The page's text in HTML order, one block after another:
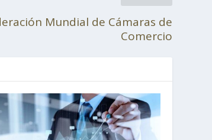
Mundial de Cámaras de
Comercio